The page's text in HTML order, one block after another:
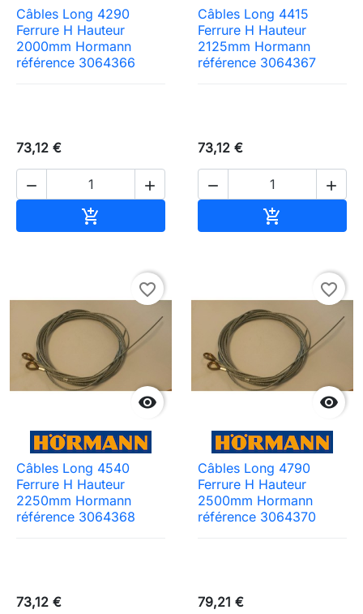
Câbles Long 4290
Ferrure H Hauteur
2000mm Hormann
référence 3064366
73,12 €
 

Câbles Long 4415
Ferrure H Hauteur
2125mm Hormann
référence 3064367
73,12 €
 


favorite_border
Câbles Long 4540
Ferrure H Hauteur
2250mm Hormann
référence 3064368
73,12 €

favorite_border
Câbles Long 4790
Ferrure H Hauteur
2500mm Hormann
référence 3064370
79,21 €